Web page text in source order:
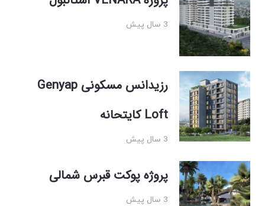
3 سال پیش
رزیدانس مسکونی Genyap
Loft کایتحانه
3 سال پیش
پروژه پوکت قبرس شمالی
3 سال پیش